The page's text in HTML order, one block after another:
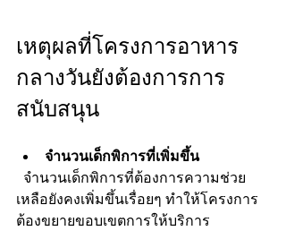
เหตุผลที่โครงการอาหาร
กลางวันยังต้องการการ
สนับสนุน
จำนวนเด็กพิการที่เพิ่มขึ้น
เหลือยังคงเพิ่มขึ้นเรื่อยๆ ทำให้โครงการ
ต้องขยายขอบเขตการให้บริการ